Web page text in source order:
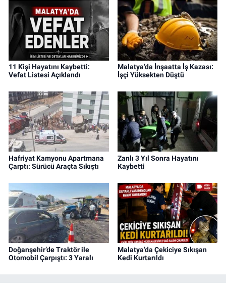
11 Kişi Hayatını Kaybetti:
Vefat Listesi Açıklandı
Malatya’da İnşaatta İş Kazası:
İşçi Yüksekten Düştü
Hafriyat Kamyonu Apartmana
Çarptı: Sürücü Araçta Sıkıştı
Zanlı 3 Yıl Sonra Hayatını
Kaybetti
Doğanşehir’de Traktör ile
Otomobil Çarpıştı: 3 Yaralı
Malatya’da Çekiciye Sıkışan
Kedi Kurtarıldı